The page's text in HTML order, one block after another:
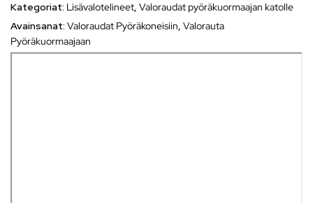
Kategoriat: Lisävalotelineet, Valoraudat pyöräkuormaajan katolle
Avainsanat: Valoraudat Pyöräkoneisiin, Valorauta
Pyöräkuormaajaan